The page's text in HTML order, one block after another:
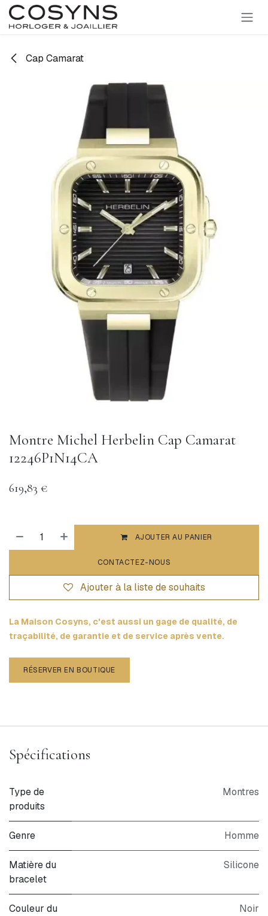
SE RENDRE AU CONTENU
Cap Camarat
Montre Michel Herbelin Cap Camarat
12246P1N14CA
619,83 €
AJOUTER AU PANIER
CONTACTEZ-NOUS
Ajouter à la liste de souhaits
La Maison Cosyns, c'est aussi un gage de qualité, de
traçabilité, de garantie et de service après vente.
RÉSERVER EN BOUTIQUE
Spécifications
Type de
produits
Montres
Genre Homme
Matière du
bracelet
Silicone
Couleur du
Noir